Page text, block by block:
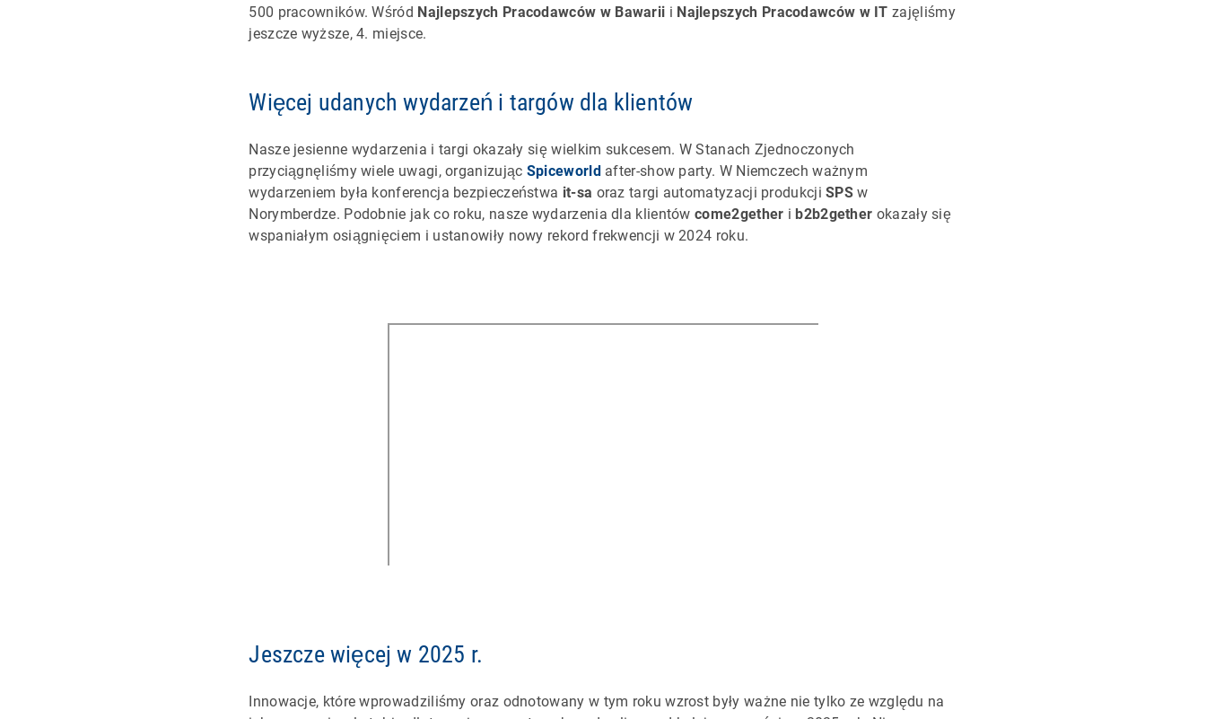
500 pracowników. Wśród Najlepszych Pracodawców w Bawarii i Najlepszych Pracodawców w IT zajęliśmy
jeszcze wyższe, 4. miejsce.
Więcej udanych wydarzeń i targów dla klientów
Nasze jesienne wydarzenia i targi okazały się wielkim sukcesem. W Stanach Zjednoczonych
przyciągnęliśmy wiele uwagi, organizując Spiceworldafter-show party. W Niemczech ważnym
wydarzeniem była konferencja bezpieczeństwa it-sa oraz targi automatyzacji produkcjiSPS w
Norymberdze. Podobnie jak co roku, nasze wydarzenia dla klientówcome2gether i b2b2gether okazały się
wspaniałym osiągnięciem i ustanowiły nowy rekord frekwencji w 2024 roku.
Jeszcze więcej w 2025 r.
Innowacje, które wprowadziliśmy oraz odnotowany w tym roku wzrost były ważne nie tylko ze względu na